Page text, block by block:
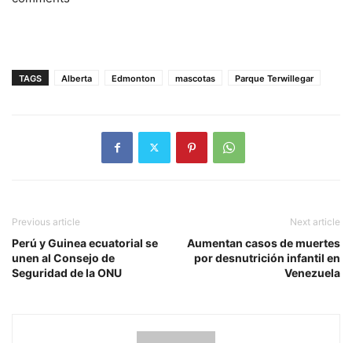
TAGS Alberta Edmonton mascotas Parque Terwillegar
Previous article
Perú y Guinea ecuatorial se
unen al Consejo de
Seguridad de la ONU
Next article
Aumentan casos de muertes
por desnutrición infantil en
Venezuela